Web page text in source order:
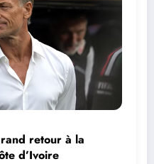
retour à la
d’Ivoire